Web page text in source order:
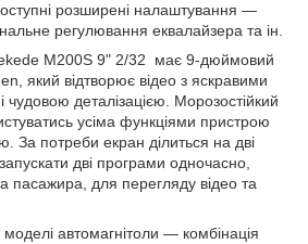
розширені налаштування —
регулювання еквалайзера та ін.
M200S 9" 2/32 має 9-дюймовий
який відтворює відео з яскравими
чудовою деталізацією. Морозостійкий
усіма функціями пристрою
За потреби екран ділиться на дві
дві програми одночасно,
пасажира, для перегляду відео та
автомагнітоли — комбінація